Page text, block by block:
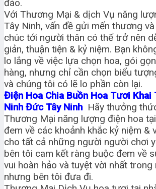
đáo.
Với Thương Mại & dịch Vụ năng
Tây Ninh, vấn đề gửi mến thương
chúc tới người thân có thể trở nên
giản, thuận tiện & kỷ niệm. Bạn
lo lắng về việc lựa chọn hoa, gói
hàng, nhưng chỉ cần chọn biểu
và chúng tôi có lẽ lo phần còn lại.
Điện Hoa Chia Buồn Hoa Tươi Khai
Ninh Đức Tây Ninh Hãy thưởng
Thương Mại năng lượng điện hoa
đem về các khoảnh khắc kỷ niệm &
cho tất cả những người người chơi
bên tôi cam kết ràng buộc đem về
vui hoàn hảo và tuyệt vời nhất
nhưng bên tôi đưa đi.